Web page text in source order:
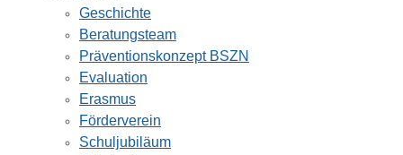
Geschichte
Beratungsteam
Präventionskonzept BSZN
Evaluation
Erasmus
Förderverein
Schuljubiläum